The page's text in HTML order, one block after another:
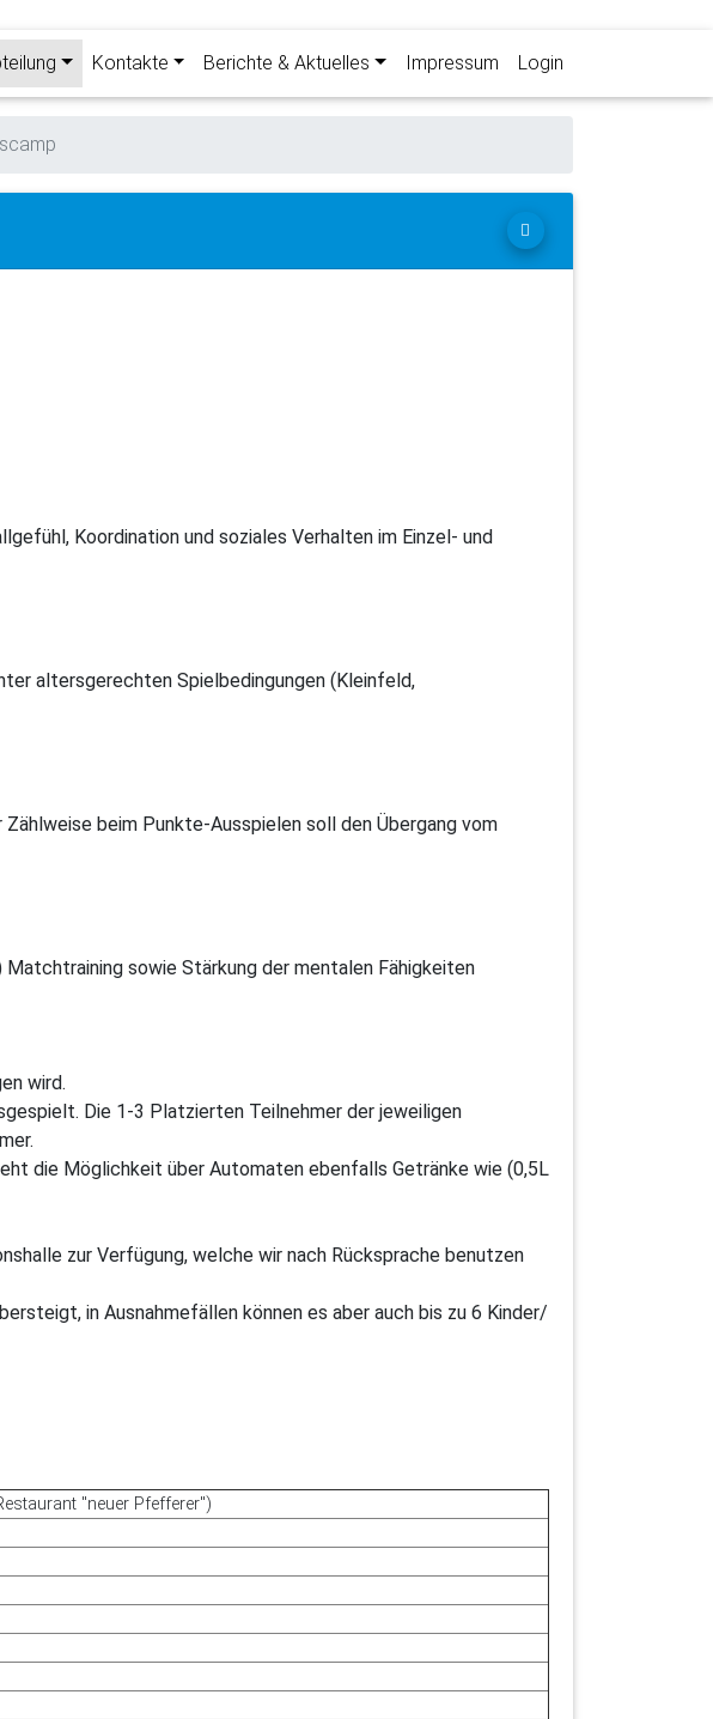
Kontakte Berichte & Aktuelles Impressum Login
Koordination und soziales Verhalten im Einzel- und
altersgerechten Spielbedingungen (Kleinfeld,
beim Punkte-Ausspielen soll den Übergang vom
sowie Stärkung der mentalen Fähigkeiten
wird.
Die 1-3 Platzierten Teilnehmer der jeweiligen
die Möglichkeit über Automaten ebenfalls Getränke wie (0,5L
zur Verfügung, welche wir nach Rücksprache benutzen
in Ausnahmefällen können es aber auch bis zu 6 Kinder/
"neuer Pfefferer")